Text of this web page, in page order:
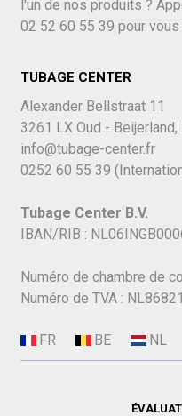
l'un de nos produits ?
02 52 60 55 39 pour
TUBAGE CENTER
Alexander Bellstraat 11
3261 LX Oud -
info@tubage-center.fr
0252 60 55 39
Tubage Center B.V.
IBAN/RIB :
Numéro de chambre de
Numéro de TVA :